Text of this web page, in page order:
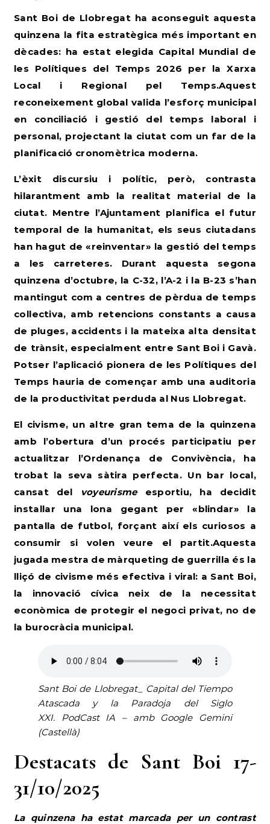
Sant Boi de Llobregat ha aconseguit aquesta
quinzena la fita estratègica més important en
dècades: ha estat elegida Capital Mundial de
les Polítiques del Temps 2026 per la Xarxa
Local i Regional pel Temps.Aquest
reconeixement global valida l’esforç municipal
en conciliació i gestió del temps laboral i
personal, projectant la ciutat com un far de la
planificació cronomètrica moderna.
L’èxit discursiu i polític, però, contrasta
hilarantment amb la realitat material de la
ciutat. Mentre l’Ajuntament planifica el futur
temporal de la humanitat, els seus ciutadans
han hagut de «reinventar» la gestió del temps
a les carreteres. Durant aquesta segona
quinzena d’octubre, la C-32, l’A-2 i la B-23 s’han
mantingut com a centres de pèrdua de temps
col·lectiva, amb retencions constants a causa
de pluges, accidents i la mateixa alta densitat
de trànsit, especialment entre Sant Boi i Gavà.
Potser l’aplicació pionera de les Polítiques del
Temps hauria de començar amb una auditoria
de la productivitat perduda al Nus Llobregat.
El civisme, un altre gran tema de la quinzena
amb l’obertura d’un procés participatiu per
actualitzar l’Ordenança de Convivència, ha
trobat la seva sàtira perfecta. Un bar local,
cansat del
voyeurismeesportiu, ha decidit
instal·lar una lona gegant per «blindar» la
pantalla de futbol, forçant així els curiosos a
consumir si volen veure el partit.Aquesta
jugada mestra de màrqueting de guerrilla és la
lliçó de civisme més efectiva i viral: a Sant Boi,
la innovació cívica neix de la necessitat
econòmica de protegir el negoci privat, no de
la burocràcia municipal.
Sant Boi de Llobregat_ Capital del Tiempo
Atascada y la Paradoja del Siglo
XXI. PodCast IA – amb Google Gemini
(Castellà)
Destacats de Sant Boi 17-
31/10/2025
La quinzena ha estat marcada per un contrast